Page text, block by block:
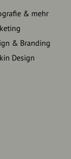
& mehr
& Branding
Design